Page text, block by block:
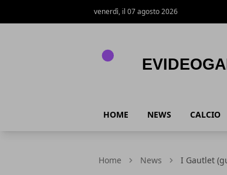
venerdì, il 07 agosto 2026
HOME NEWS CALCIO
Home News I Gautlet